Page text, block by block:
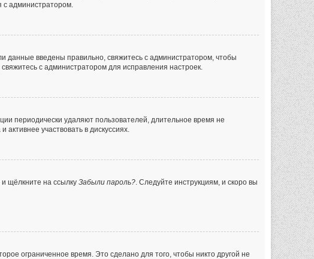
с администратором.
данные введены правильно, свяжитесь с администратором, чтобы
с администратором для исправления настроек.
периодически удаляют пользователей, длительное время не
участвовать в дискуссиях.
щёлкните на ссылку Забыли пароль?. Следуйте инструкциям, и скоро вы
ограниченное время. Это сделано для того, чтобы никто другой не